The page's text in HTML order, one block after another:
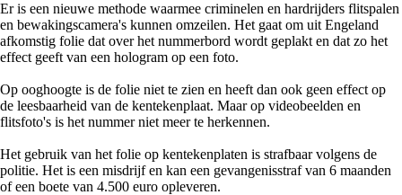
Er is een nieuwe methode waarmee criminelen en hardrijders flitspalen
en bewakingscamera's kunnen omzeilen. Het gaat om uit Engeland
afkomstig folie dat over het nummerbord wordt geplakt en dat zo het
effect geeft van een hologram op een foto.
Op ooghoogte is de folie niet te zien en heeft dan ook geen effect op
de leesbaarheid van de kentekenplaat. Maar op videobeelden en
flitsfoto's is het nummer niet meer te herkennen.
Het gebruik van het folie op kentekenplaten is strafbaar volgens de
politie. Het is een misdrijf en kan een gevangenisstraf van 6 maanden
of een boete van 4.500 euro opleveren.